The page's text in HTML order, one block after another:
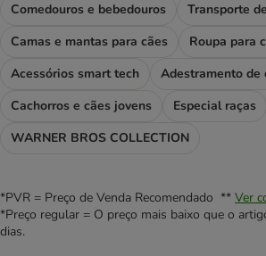
Comedouros e bebedouros
Transporte
Camas e mantas para cães
Roupa para
Acessórios smart tech
Cachorros e cães jovens
Especial raças
WARNER BROS COLLECTION
*PVR = Preço de Venda Recomendado ** Ver
*Preço regular = O preço mais baixo que o
dias.